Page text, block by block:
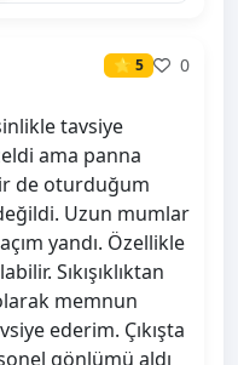
⭐ 5
0
tavsiye
ama panna
de oturduğum
Uzun mumlar
yandı. Özellikle
Sıkışıklıktan
memnun
ederim. Çıkışta
gönlümü aldı